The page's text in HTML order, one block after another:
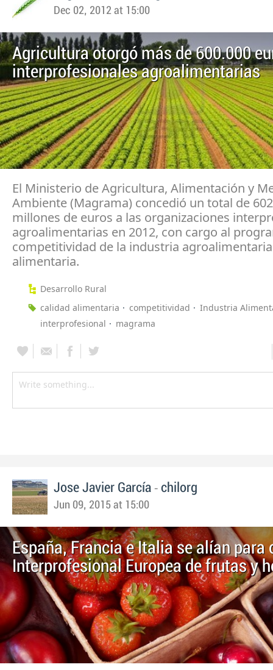
Dec 02, 2012 at 15:00
Agricultura otorgó más de 600.000
interprofesionales agroalimentarias
El Ministerio de Agricultura, Alimentación y
Ambiente (Magrama) concedió un total de
millones de euros a las organizaciones
agroalimentarias en 2012, con cargo al
competitividad de la industria
alimentaria.
Desarrollo Rural
calidad alimentaria
competitividad
Industria
interprofesional
magrama
Jose Javier García - chilorg
Jun 09, 2015 at 15:00
España, Francia e Italia se alían para
Interprofesional Europea de frutas y